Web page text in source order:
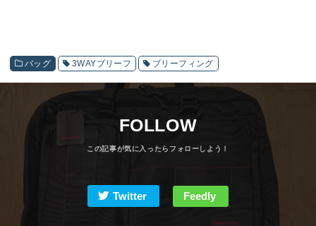
バッグ 3WAYブリーフ ブリーフィング
FOLLOW
Twitter Feedly